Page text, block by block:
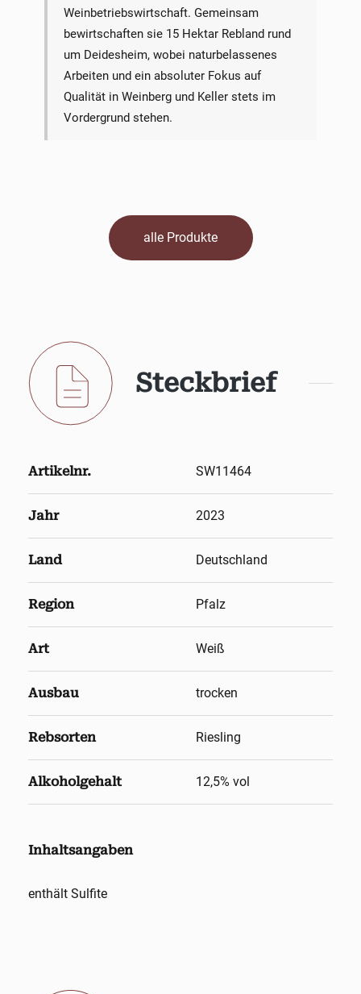
Weinbetriebswirtschaft. Gemeinsam
bewirtschaften sie 15 Hektar Rebland rund
um Deidesheim, wobei naturbelassenes
Arbeiten und ein absoluter Fokus auf
Qualität in Weinberg und Keller stets im
Vordergrund stehen.
alle Produkte
Steckbrief
Artikelnr. SW11464
Jahr 2023
Land Deutschland
Region Pfalz
Art Weiß
Ausbau trocken
Rebsorten Riesling
Alkoholgehalt 12,5% vol
Inhaltsangaben
enthält Sulfite